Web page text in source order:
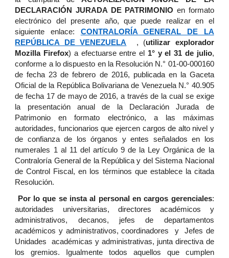
DECLARACIÓN JURADA DE PATRIMONIO en formato
electrónico del presente año, que puede realizar en el
siguiente enlace:
CONTRALORÍA GENERAL DE LA
REPÚBLICA DE VENEZUELA , (utilizar explorador
Mozilla Firefox) a efectuarse entre el 1° y el 31 de julio,
conforme a lo dispuesto en la Resolución N.° 01-00-000160
de fecha 23 de febrero de 2016, publicada en la Gaceta
Oficial de la República Bolivariana de Venezuela N.° 40.905
de fecha 17 de mayo de 2016, a través de la cual se exige
la presentación anual de la Declaración Jurada de
Patrimonio en formato electrónico, a las máximas
autoridades, funcionarios que ejercen cargos de alto nivel y
de confianza de los órganos y entes señalados en los
numerales 1 al 11 del artículo 9 de la Ley Orgánica de la
Contraloría General de la República y del Sistema Nacional
de Control Fiscal, en los términos que establece la citada
Resolución.
Por lo que se insta al personal en cargos gerenciales:
autoridades universitarias, directores académicos y
administrativos, decanos, jefes de departamentos
académicos y administrativos, coordinadores y Jefes de
Unidades académicas y administrativas, junta directiva de
los gremios. Igualmente todos aquellos que cumplen